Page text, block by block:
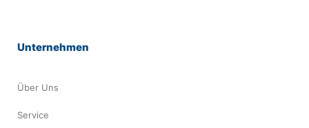
Unternehmen
Über Uns
Service